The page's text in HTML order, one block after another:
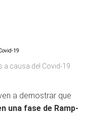
a causa del Covid-19
a demostrar que
una fase de Ramp-